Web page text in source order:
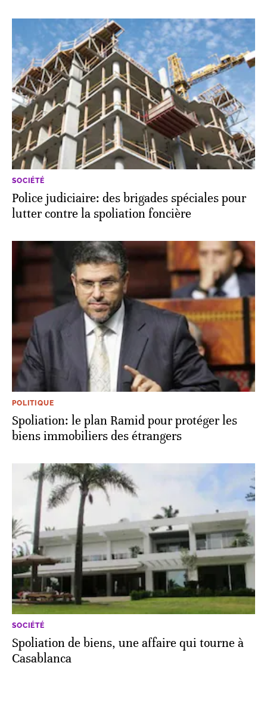
SOCIÉTÉ
Police judiciaire: des brigades spéciales pour
lutter contre la spoliation foncière
POLITIQUE
Spoliation: le plan Ramid pour protéger les
biens immobiliers des étrangers
SOCIÉTÉ
Spoliation de biens, une affaire qui tourne à
Casablanca